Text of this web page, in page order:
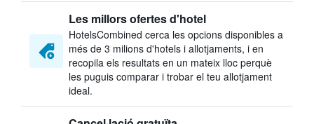
Les millors ofertes d'hotel
HotelsCombined cerca les opcions disponibles a
més de 3 milions d'hotels i allotjaments, i en
recopila els resultats en un mateix lloc perquè
les puguis comparar i trobar el teu allotjament
ideal.